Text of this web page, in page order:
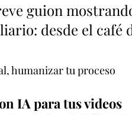
guion
desde el café
humanizar tu proceso
IA para tus videos